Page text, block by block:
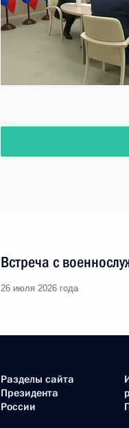
Встреча с
26 июля 2026 года
Разделы сайта
Президента
России